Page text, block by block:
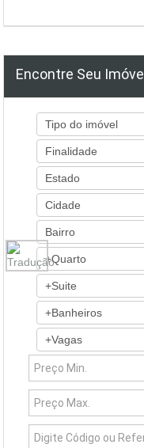
Encontre Seu Imóvel